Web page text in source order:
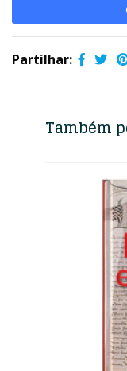
Partilhar:
Também